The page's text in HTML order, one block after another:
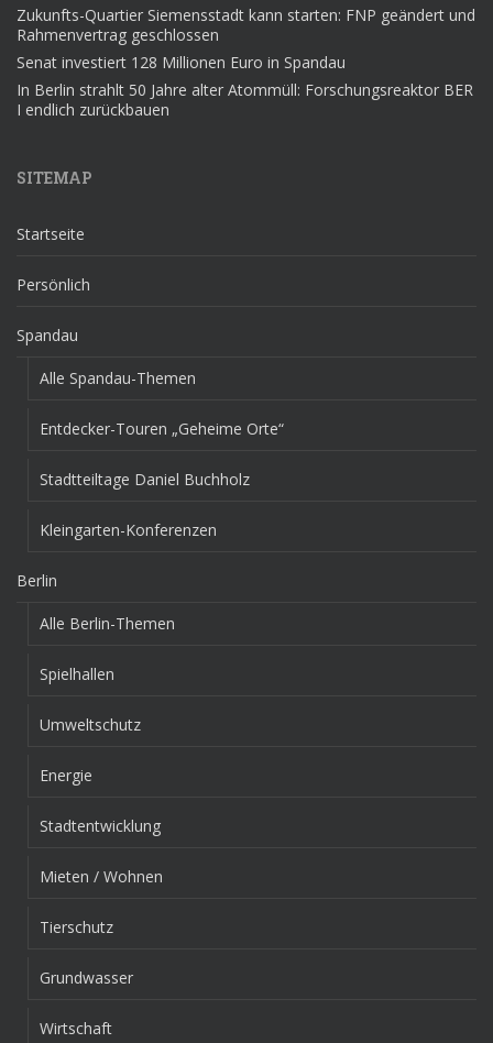
Zukunfts-Quartier Siemensstadt kann starten: FNP geändert und
Rahmenvertrag geschlossen
Senat investiert 128 Millionen Euro in Spandau
In Berlin strahlt 50 Jahre alter Atommüll: Forschungsreaktor BER
I endlich zurückbauen
SITEMAP
Startseite
Persönlich
Spandau
Alle Spandau-Themen
Entdecker-Touren „Geheime Orte“
Stadtteiltage Daniel Buchholz
Kleingarten-Konferenzen
Berlin
Alle Berlin-Themen
Spielhallen
Umweltschutz
Energie
Stadtentwicklung
Mieten / Wohnen
Tierschutz
Grundwasser
Wirtschaft